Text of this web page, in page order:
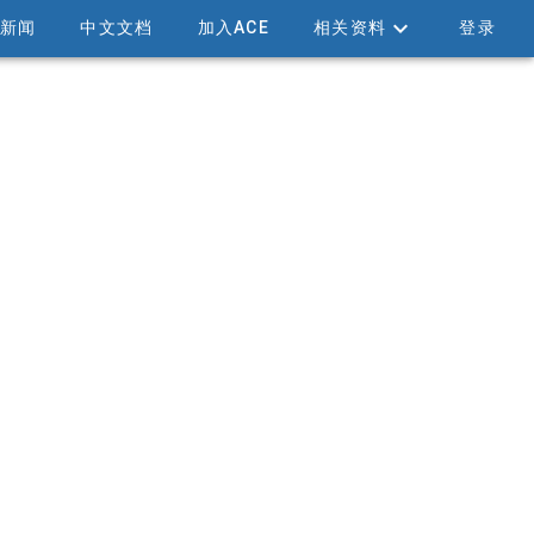
闻 中文文档 加入ACE 相关资料 登录